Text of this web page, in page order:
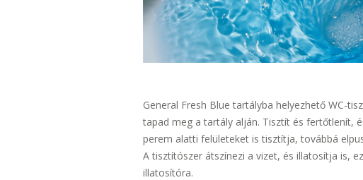
General Fresh Blue tartályba helyezhető WC-
tapad meg a tartály alján. Tisztít és fertőtlenít,
perem alatti felületeket is tisztítja, továbbá
A tisztítószer átszínezi a vizet, és illatosítja is,
illatosítóra.